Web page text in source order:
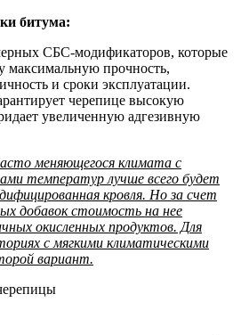
битума:
СБС-модификаторов, которые
максимальную прочность,
и сроки эксплуатации.
черепице высокую
увеличенную адгезивную
меняющегося климата с
температур лучше всего будет
кровля. Но за счет
добавок стоимость на нее
окисленных продуктов. Для
с мягкими климатическими
вариант.